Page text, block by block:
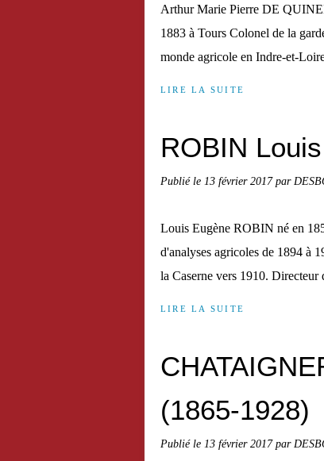
Arthur Marie Pierre DE
1883 à Tours Colonel de la
monde agricole en Indre-et-
LIRE LA SUITE
ROBIN
Publié le 13 février 2017par
Louis Eugène ROBIN né en
d'analyses agricoles de 1894 à
la Caserne vers 1910. Directeur
LIRE LA SUITE
(1865-1928)
Publié le 13 février 2017par